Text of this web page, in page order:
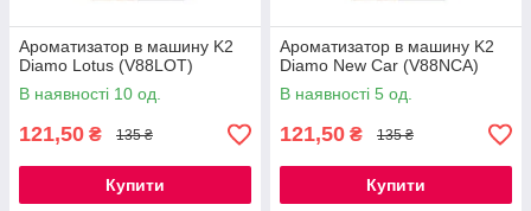
Ароматизатор в машину K2
Diamo Lotus (V88LOT)
В наявності 10 од.
121,50 ₴ 135 ₴
Купити
Ароматизатор в машину K2
Diamo New Car (V88NCA)
В наявності 5 од.
121,50 ₴ 135 ₴
Купити